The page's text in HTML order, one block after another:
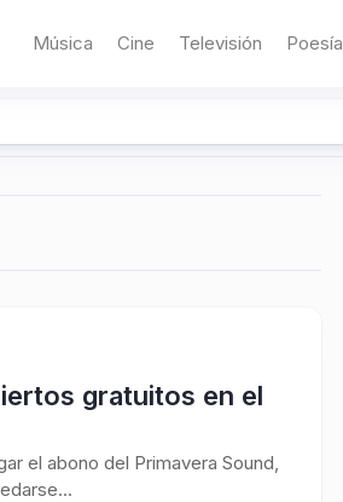
Música Cine Televisión Poesía
gratuitos en el
el abono del Primavera Sound,